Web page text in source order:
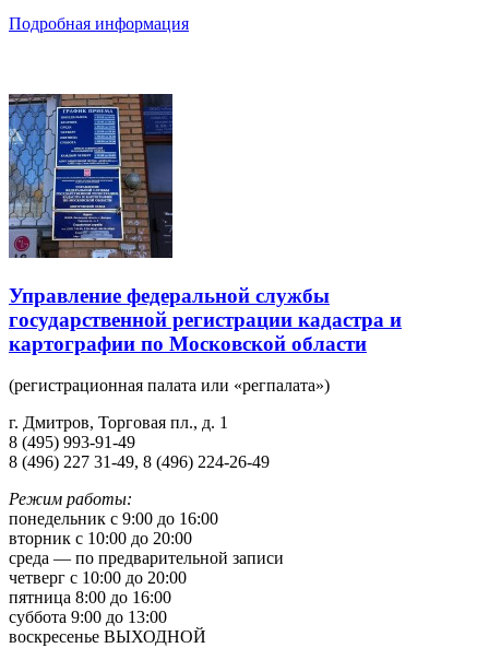
Подробная информация
Управление федеральной службы
государственной регистрации кадастра и
картографии по Московской области
(регистрационная палата или «регпалата»)
г. Дмитров, Торговая пл., д. 1
8 (495) 993-91-49
8 (496) 227 31-49, 8 (496) 224-26-49
Режим работы:
понедельник с 9:00 до 16:00
вторник с 10:00 до 20:00
среда — по предварительной записи
четверг с 10:00 до 20:00
пятница 8:00 до 16:00
суббота 9:00 до 13:00
воскресенье ВЫХОДНОЙ